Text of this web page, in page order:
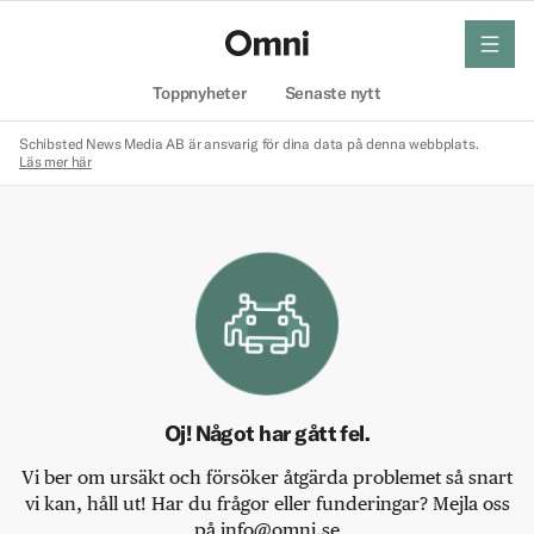
Toppnyheter Senaste nytt
meny
Schibsted News Media AB är ansvarig för dina data på denna webbplats.
Läs mer här
Oj! Något har gått fel.
Vi ber om ursäkt och försöker åtgärda problemet så snart
vi kan, håll ut! Har du frågor eller funderingar? Mejla oss